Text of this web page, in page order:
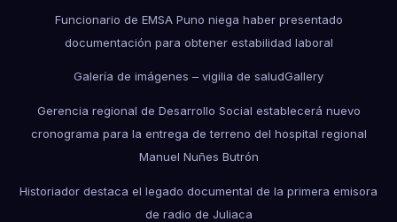
Funcionario de EMSA Puno niega haber presentado
documentación para obtener estabilidad laboral
Galería de imágenes – vigilia de saludGallery
Gerencia regional de Desarrollo Social establecerá nuevo
cronograma para la entrega de terreno del hospital regional
Manuel Nuñes Butrón
Historiador destaca el legado documental de la primera emisora
de radio de Juliaca